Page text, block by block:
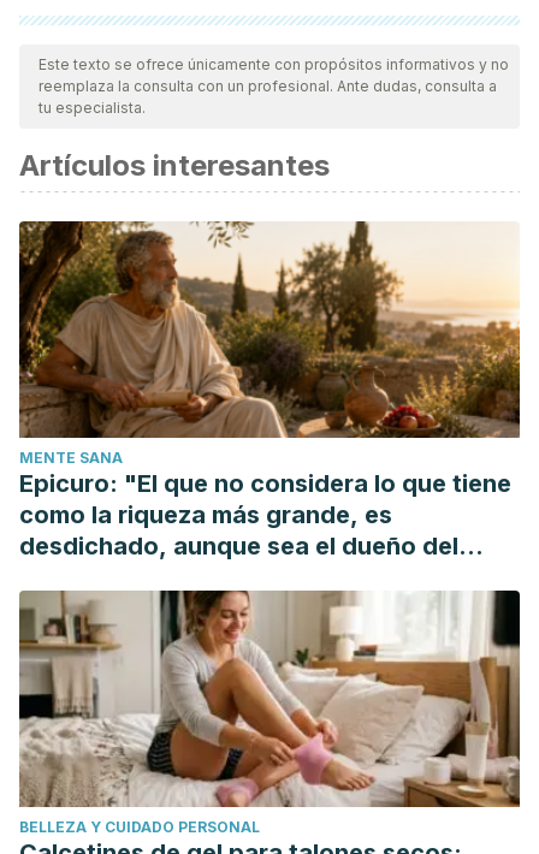
Todas las fuentes citadas fueron revisadas a profundidad por
nuestro equipo, para asegurar su calidad, confiabilidad,
vigencia y validez.La bibliografía de este artículo fue
científica.
Alonso Pineda, D., Salucci, M., Lázaro, R., Maiani, G., &
Ferro-Luzzi, A. (1999). Capacidad antioxidante y potencial
de sinergismo entre los principales constituyentes
antioxidantes de algunos alimentos. Revista Cubana de
Alimentación y Nutrición.
Nasri, H., Bahmani, M., Shahinfard, N., Moradi Nafchi, A.,
Saberianpour, S., & Rafieian Kopaei, M. (2015). Medicinal
Plants for the Treatment of Acne Vulgaris: A Review of
Recent Evidences.
(11), e25580. doi:10.5812/jjm.25580
Joshi, Bhuwan. (2017). Healing Acne with Medicinal Plants:
Jiang 姜, Hao 浩 & Li, Chang-Yi. (2016). High dose niacin in
the treatment of acne vulgaris: a pilot study. Chinese
Journal of Aesthetic Medicine. 25. 10.15909/j.cnki.cn61-
1347/r.001491.
Este texto se ofrece únicamente con propósitos informativos y no
reemplaza la consulta con un profesional. Ante dudas, consulta a
tu especialista.
Artículos interesantes
MENTE SANA
Epicuro: "El que no considera lo que tiene
como la riqueza más grande, es
desdichado, aunque sea el dueño del
BELLEZA Y CUIDADO PERSONAL